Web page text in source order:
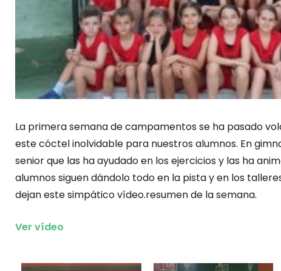
La primera semana de campamentos se ha pasado
este cóctel inolvidable para nuestros alumnos. En
senior que las ha ayudado en los ejercicios y las ha
alumnos siguen dándolo todo en la pista y en los
dejan este simpático vídeo.resumen de la semana.
Ver vídeo